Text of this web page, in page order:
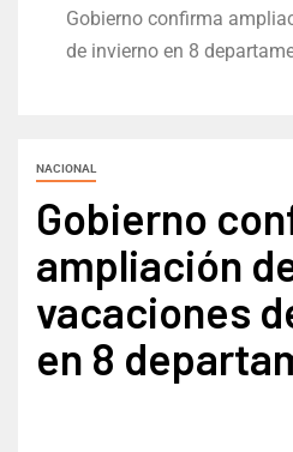
Gobierno confirma
de invierno en 8
NACIONAL
Gobierno
ampliación
vacaciones
en 8